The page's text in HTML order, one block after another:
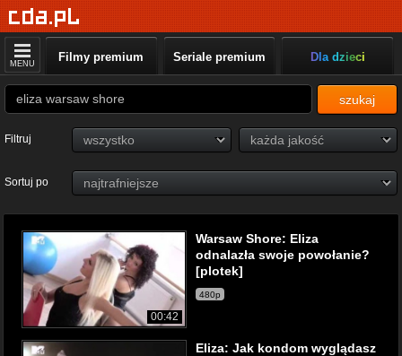
MENU Filmy premium Seriale premium Dla dzieci
szukaj
Filtruj
Sortuj po
00:42
Warsaw Shore: Eliza
odnalazła swoje powołanie?
[plotek]
480p
Eliza: Jak kondom wyglądasz